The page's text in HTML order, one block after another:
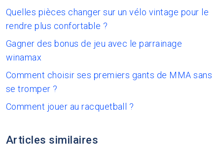
Quelles pièces changer sur un vélo vintage pour le
rendre plus confortable ?
Gagner des bonus de jeu avec le parrainage
winamax
Comment choisir ses premiers gants de MMA sans
se tromper ?
Comment jouer au racquetball ?
Articles similaires